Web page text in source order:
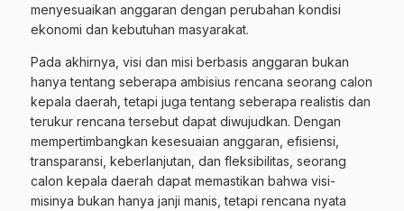
menyesuaikan anggaran dengan perubahan kondisi
ekonomi dan kebutuhan masyarakat.
Pada akhirnya, visi dan misi berbasis anggaran bukan
hanya tentang seberapa ambisius rencana seorang calon
kepala daerah, tetapi juga tentang seberapa realistis dan
terukur rencana tersebut dapat diwujudkan. Dengan
mempertimbangkan kesesuaian anggaran, efisiensi,
transparansi, keberlanjutan, dan fleksibilitas, seorang
calon kepala daerah dapat memastikan bahwa visi-
misinya bukan hanya janji manis, tetapi rencana nyata